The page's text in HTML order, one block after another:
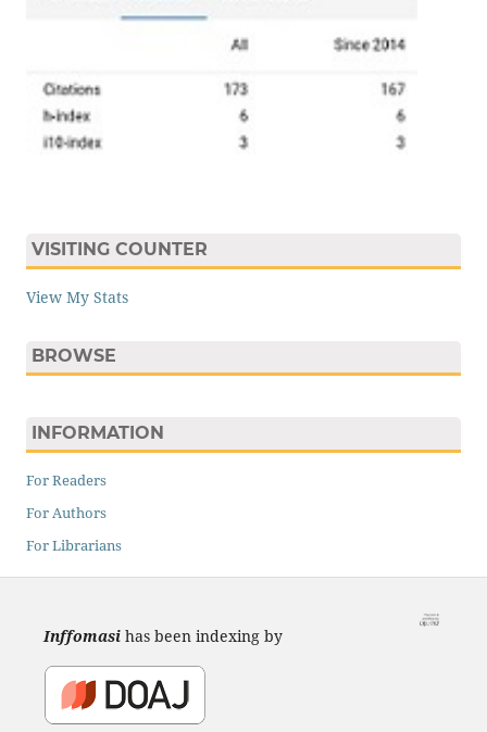
VISITING COUNTER
View My Stats
BROWSE
INFORMATION
For Readers
For Authors
For Librarians
Inffomasihas been indexing by